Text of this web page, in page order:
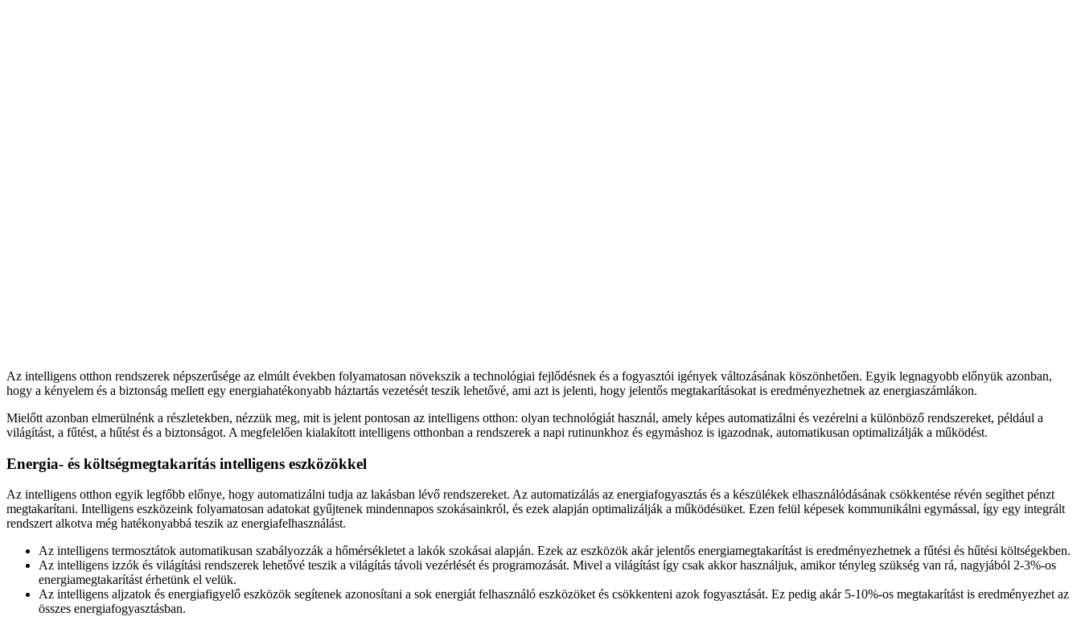
Az intelligens otthon rendszerek népszerűsége az elmúlt években folyamatosan növekszik a technológiai fejlődésnek és a fogyasztói igények változásának köszönhetően. Egyik legnagyobb előnyük azonban,
hogy a kényelem és a biztonság mellett egy energiahatékonyabb háztartás vezetését teszik lehetővé, ami azt is jelenti, hogy jelentős megtakarításokat is eredményezhetnek az energiaszámlákon.
Mielőtt azonban elmerülnénk a részletekben, nézzük meg, mit is jelent pontosan az intelligens otthon: olyan technológiát használ, amely képes automatizálni és vezérelni a különböző rendszereket, például a
világítást, a fűtést, a hűtést és a biztonságot. A megfelelően kialakított intelligens otthonban a rendszerek a napi rutinunkhoz és egymáshoz is igazodnak, automatikusan optimalizálják a működést.
Energia- és költségmegtakarítás intelligens eszközökkel
Az intelligens otthon egyik legfőbb előnye, hogy automatizálni tudja az lakásban lévő rendszereket. Az automatizálás az energiafogyasztás és a készülékek elhasználódásának csökkentése révén segíthet pénzt
megtakarítani. Intelligens eszközeink folyamatosan adatokat gyűjtenek mindennapos szokásainkról, és ezek alapján optimalizálják a működésüket. Ezen felül képesek kommunikálni egymással, így egy integrált
rendszert alkotva még hatékonyabbá teszik az energiafelhasználást.
Az intelligens termosztátok automatikusan szabályozzák a hőmérsékletet a lakók szokásai alapján. Ezek az eszközök akár jelentős energiamegtakarítást is eredményezhetnek a fűtési és hűtési költségekben.
Az intelligens izzók és világítási rendszerek lehetővé teszik a világítás távoli vezérlését és programozását. Mivel a világítást így csak akkor használjuk, amikor tényleg szükség van rá, nagyjából 2-3%-os
energiamegtakarítást érhetünk el velük.
Az intelligens aljzatok és energiafigyelő eszközök segítenek azonosítani a sok energiát felhasználó eszközöket és csökkenteni azok fogyasztását. Ez pedig akár 5-10%-os megtakarítást is eredményezhet az
összes energiafogyasztásban.